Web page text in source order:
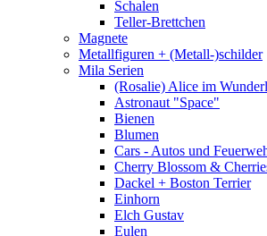
Schalen
Teller-Brettchen
Magnete
Metallfiguren + (Metall-)schilder
Mila Serien
(Rosalie) Alice im
Astronaut "Space"
Bienen
Blumen
Cars - Autos und
Cherry Blossom &
Dackel + Boston Terrier
Einhorn
Elch Gustav
Eulen